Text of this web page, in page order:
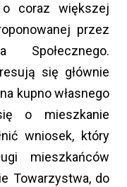
coraz większej
przez
Społecznego.
się głównie
kupno własnego
o mieszkanie
wniosek, który
mieszkańców
Towarzystwa, do